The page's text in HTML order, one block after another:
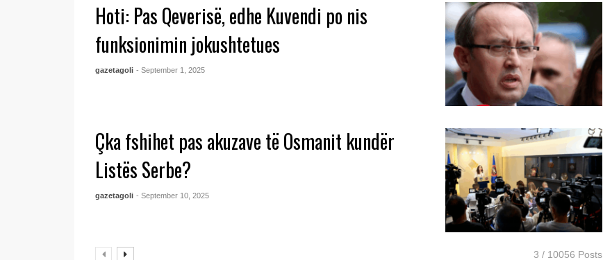
Hoti: Pas Qeverisë, edhe Kuvendi po nis
funksionimin jokushtetues
gazetagoli - September 1, 2025
Çka fshihet pas akuzave të Osmanit kundër
Listës Serbe?
gazetagoli - September 10, 2025
3 / 10056 Posts